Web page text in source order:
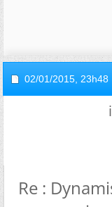
02/01/2015, 23h48
Re :